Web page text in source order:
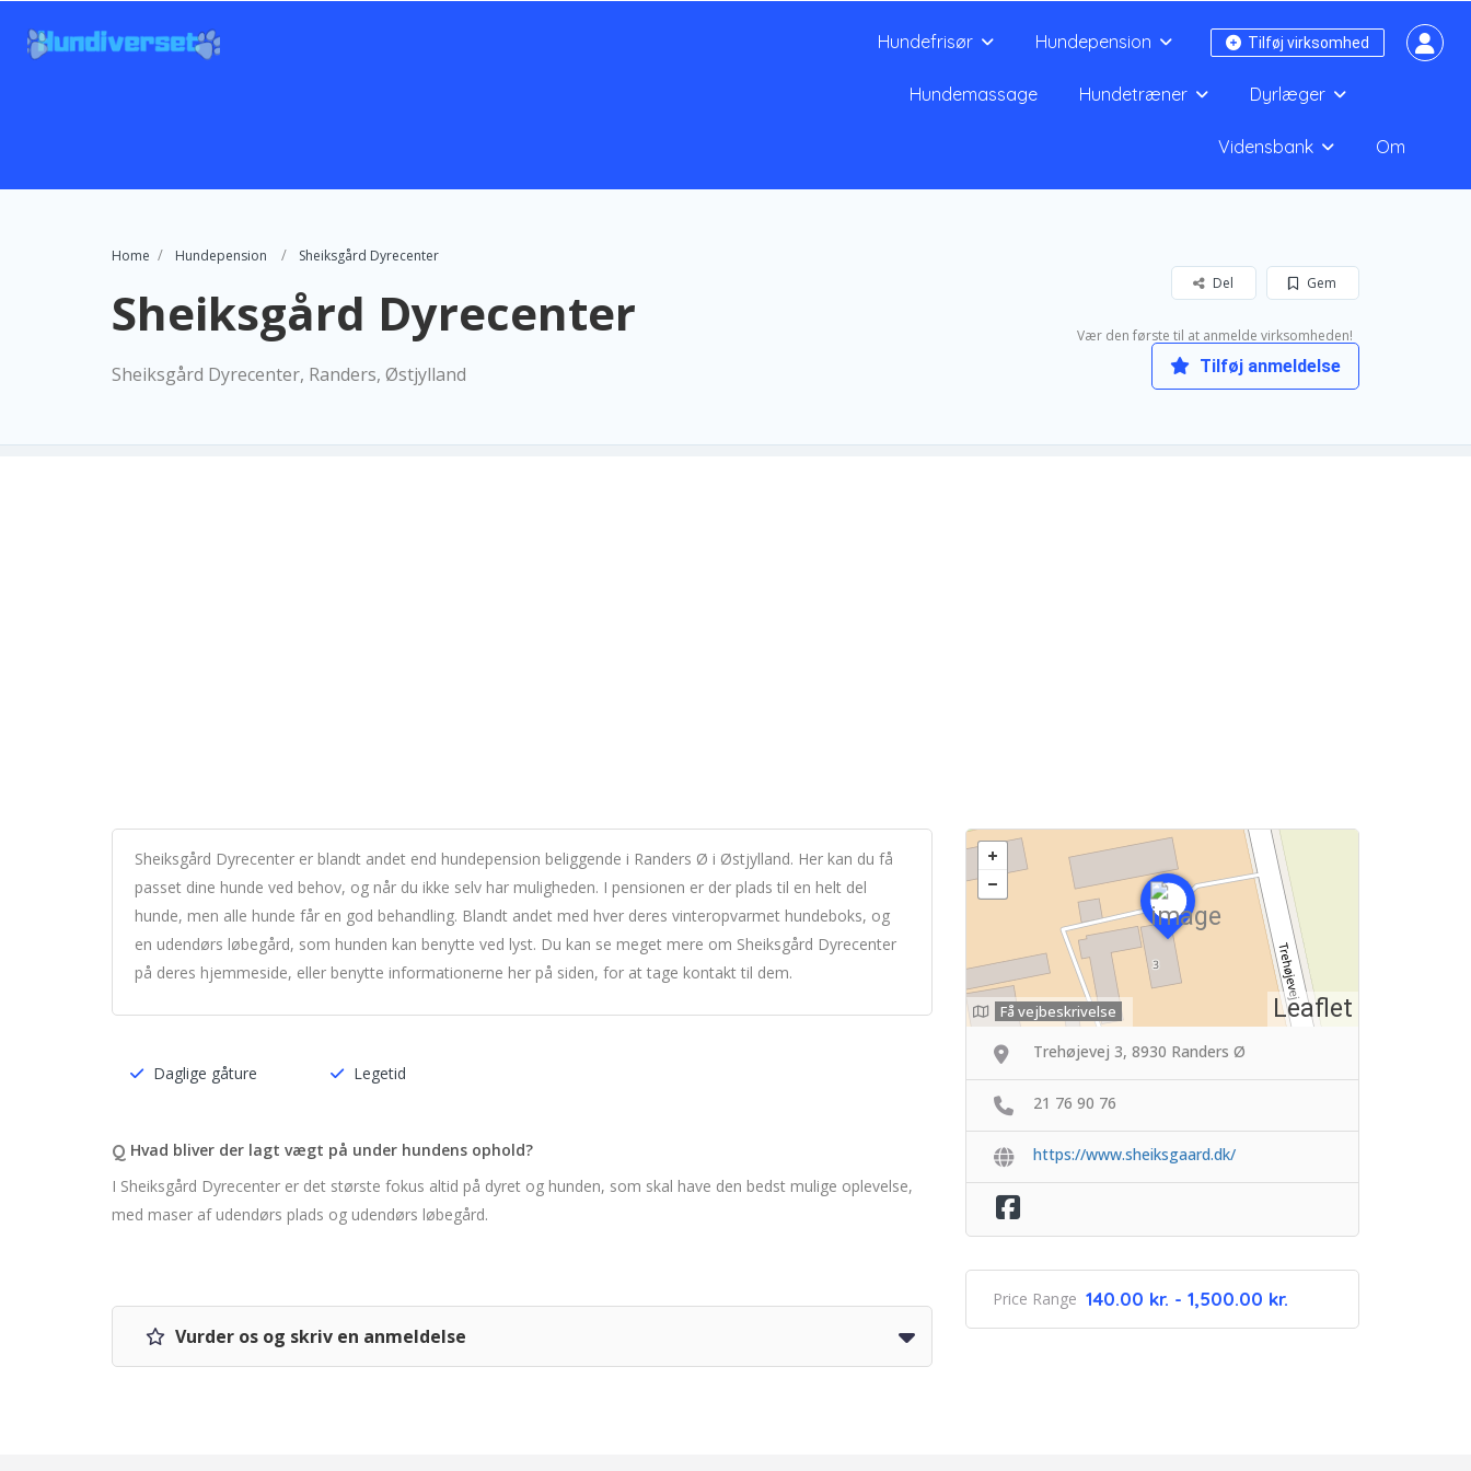
Tilføj virksomhed
Hundefrisør Hundepension
Hundemassage Hundetræner Dyrlæger
Vidensbank Om
Home Hundepension Sheiksgård Dyrecenter
Sheiksgård Dyrecenter
Sheiksgård Dyrecenter, Randers, Østjylland
Gem
Del
Vær den første til at anmelde virksomheden!
Tilføj anmeldelse
Sheiksgård Dyrecenter er blandt andet end hundepension beliggende i Randers Ø i Østjylland. Her kan du få
passet dine hunde ved behov, og når du ikke selv har muligheden. I pensionen er der plads til en helt del
hunde, men alle hunde får en god behandling. Blandt andet med hver deres vinteropvarmet hundeboks, og
en udendørs løbegård, som hunden kan benytte ved lyst. Du kan se meget mere om Sheiksgård Dyrecenter
på deres hjemmeside, eller benytte informationerne her på siden, for at tage kontakt til dem.
Daglige gåture Legetid
Q Hvad bliver der lagt vægt på under hundens ophold?
I Sheiksgård Dyrecenter er det største fokus altid på dyret og hunden, som skal have den bedst mulige oplevelse,
med maser af udendørs plads og udendørs løbegård.
Vurder os og skriv en anmeldelse
Leaflet
Få vejbeskrivelse
Trehøjevej 3, 8930 Randers Ø
21 76 90 76
https://www.sheiksgaard.dk/
Price Range 140.00 kr. - 1,500.00 kr.